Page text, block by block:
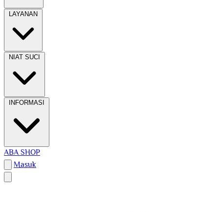
LAYANAN
NIAT SUCI
INFORMASI
ABA SHOP
Masuk